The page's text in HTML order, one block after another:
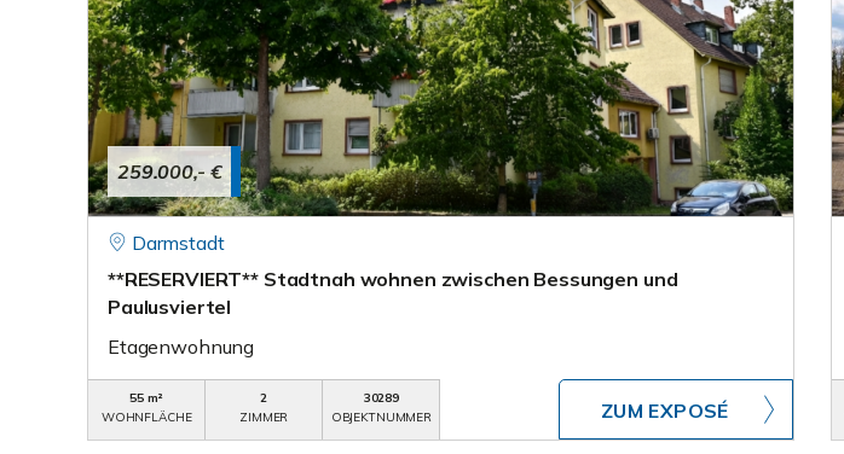
259.000,- €
Darmstadt
**RESERVIERT** Stadtnah wohnen zwischen Bessungen und
Paulusviertel
Etagenwohnung
55 m²
WOHNFLÄCHE
2
ZIMMER
30289
OBJEKTNUMMER
ZUM EXPOSÉ